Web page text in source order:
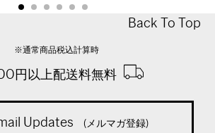
Back To Top
※通常商品税込計算時
円以上配送料無料
Updates (メルマガ登録)